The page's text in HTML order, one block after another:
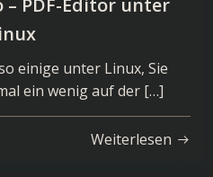
– PDF-Editor unter
einige unter Linux, Sie
ein wenig auf der […]
Weiterlesen